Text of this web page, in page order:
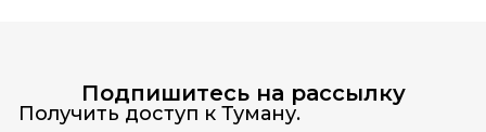
Подпишитесь на рассылку
Получить доступ к Туману.